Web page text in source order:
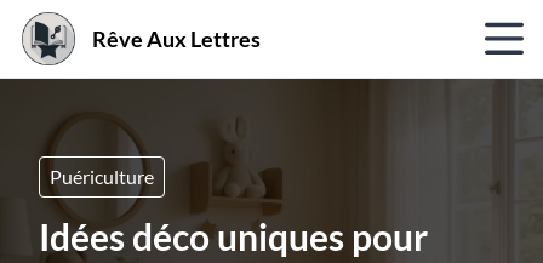
Rêve Aux Lettres
Puériculture
Idées déco uniques pour